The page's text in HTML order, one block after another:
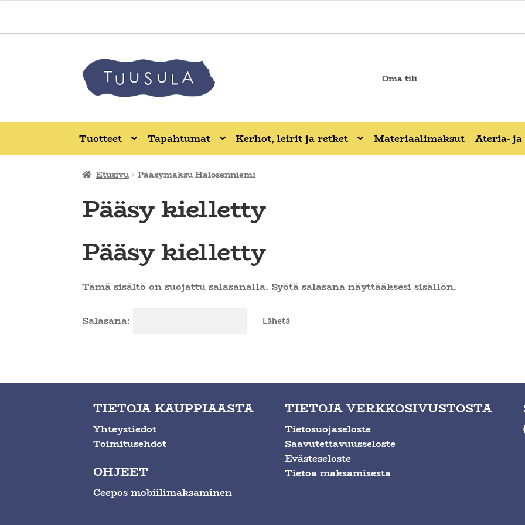
Oma tili
Tuotteet Tapahtumat Kerhot, leirit ja retket Materiaalimaksut Ateria-
Etusivu Pääsymaksu Halosenniemi
Pääsy kielletty
Pääsy kielletty
Tämä sisältö on suojattu salasanalla. Syötä salasana näyttääksesi sisällön.
Salasana:
TIETOJA KAUPPIAASTA
Yhteystiedot
Toimitusehdot
OHJEET
Ceepos mobiilimaksaminen
TIETOJA VERKKOSIVUSTOSTA
Tietosuojaseloste
Saavutettavuusseloste
Evästeseloste
Tietoa maksamisesta